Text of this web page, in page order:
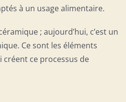
à un usage alimentaire.
; aujourd’hui, c’est un
Ce sont les éléments
créent ce processus de